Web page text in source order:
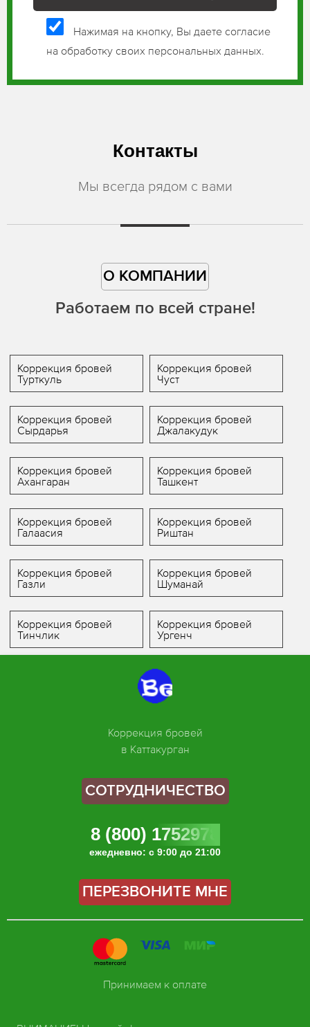
Нажимая на кнопку, Вы даете согласие
на обработку своих персональных данных.
Контакты
Мы всегда рядом с вами
О КОМПАНИИ
Работаем по всей стране!
Коррекция бровей
Турткуль
Коррекция бровей
Чуст
Коррекция бровей
Сырдарья
Коррекция бровей
Джалакудук
Коррекция бровей
Ахангаран
Коррекция бровей
Ташкент
Коррекция бровей
Галаасия
Коррекция бровей
Риштан
Коррекция бровей
Газли
Коррекция бровей
Шуманай
Коррекция бровей
Тинчлик
Коррекция бровей
Ургенч
Коррекция бровей
в Каттакурган
СОТРУДНИЧЕСТВО
8 (800) 1752978
ежедневно: с 9:00 до 21:00
ПЕРЕЗВОНИТЕ МНЕ
Принимаем к оплате